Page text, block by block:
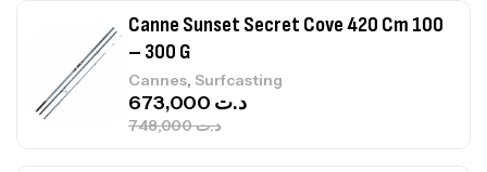
Canne Sunset Secret Cove 420 Cm 100
– 300 G
Cannes, Surfcasting
د.ت748,000
د.ت